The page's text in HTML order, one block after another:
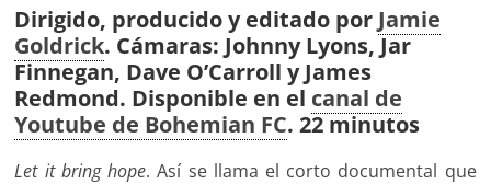
Dirigido, producido y editado por Jamie
Goldrick. Cámaras: Johnny Lyons, Jar
Finnegan, Dave O’Carroll y James
Redmond. Disponible en el canal de
Youtube de Bohemian FC. 22 minutos
Let it bring hope. Así se llama el corto documental que